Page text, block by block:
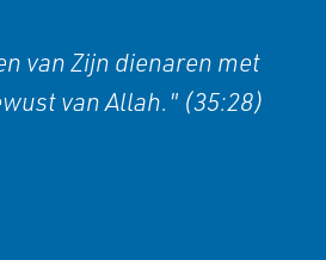
van Zijn dienaren met
van Allah." (35:28)